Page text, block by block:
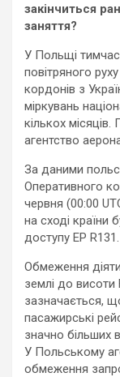
закінчиться
заняття?
У Польщі
повітряного
кордонів з
міркувань
кількох
агентство
За даними
Оперативного
червня (00:00
на сході країни
доступу EP R131.
Обмеження
землі до
зазначається,
пасажирські
значно більших
У Польському
обмеження